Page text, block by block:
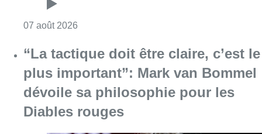
07 août 2026
“La tactique doit être claire, c’est le
plus important”: Mark van Bommel
dévoile sa philosophie pour les
Diables rouges